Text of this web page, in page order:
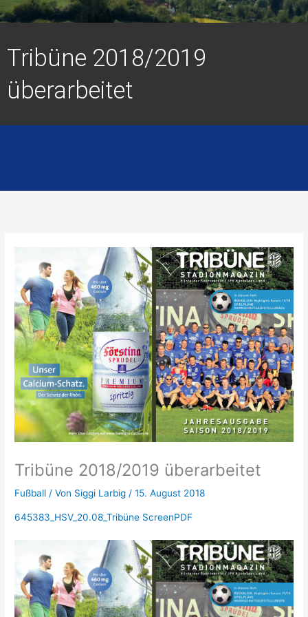
Tribüne 2018/2019
überarbeitet
Tribüne 2018/2019 überarbeitet
Fußball / Von Siggi Larbig/15. August 2018
645383_HSV_20.08_Tribüne ScreenPDF